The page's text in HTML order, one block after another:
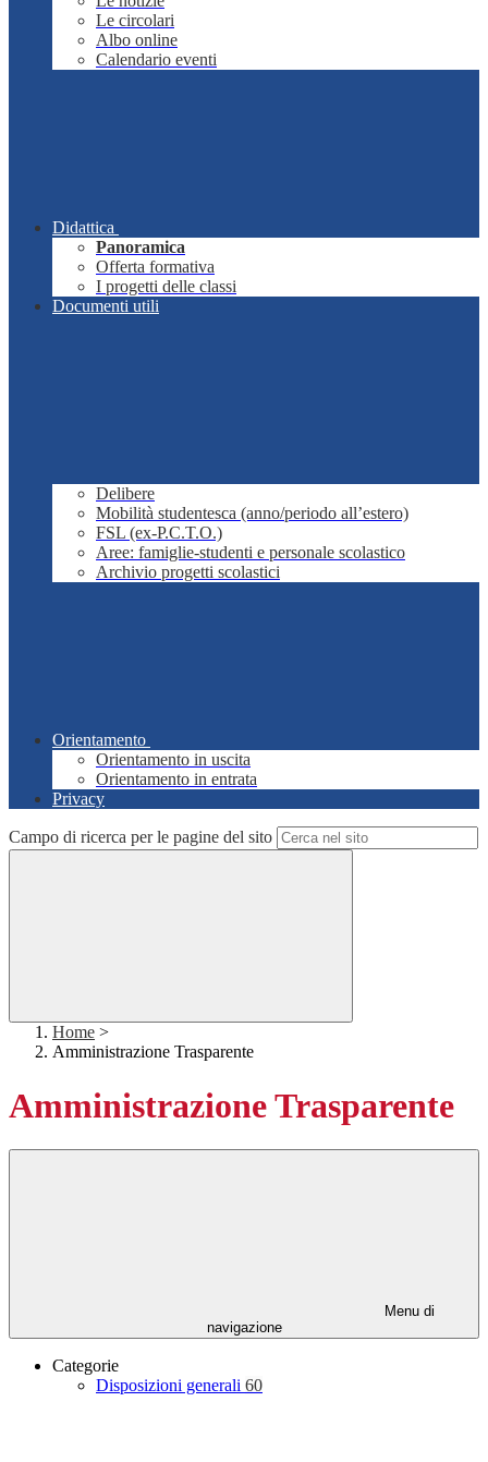
Le circolari
Albo online
Calendario eventi
Didattica
Panoramica
Offerta formativa
I progetti delle classi
Documenti utili
Delibere
Mobilità studentesca (anno/periodo all’estero)
FSL (ex-P.C.T.O.)
Aree: famiglie-studenti e personale scolastico
Archivio progetti scolastici
Orientamento
Orientamento in uscita
Orientamento in entrata
Privacy
Campo di ricerca per le pagine del sito
Home >
Amministrazione Trasparente
Amministrazione Trasparente
Menu di
navigazione
Categorie
Disposizioni generali 60